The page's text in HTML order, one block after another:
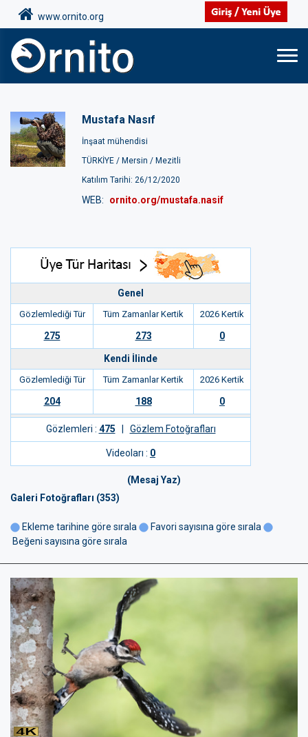
www.ornito.org
Mustafa Nasıf
İnşaat mühendisi
TÜRKİYE / Mersin / Mezitli
Katılım Tarihi: 26/12/2020
WEB: ornito.org/mustafa.nasif
Genel
Gözlemlediği Tür Tüm Zamanlar Kertik 2026 Kertik
275 273 0
Kendi İlinde
Gözlemlediği Tür Tüm Zamanlar Kertik 2026 Kertik
204 188 0
Gözlemleri : 475 Gözlem Fotoğrafları
Videoları : 0
(Mesaj Yaz)
Galeri Fotoğrafları (353)
Ekleme tarihine göre sırala
Favori sayısına göre sırala
Beğeni sayısına göre sırala